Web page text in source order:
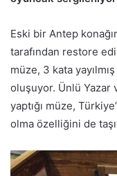
Eski bir Antep
tarafından restore
müze, 3 kata
oluşuyor. Ünlü Yazar
yaptığı müze,
olma özelliğini de